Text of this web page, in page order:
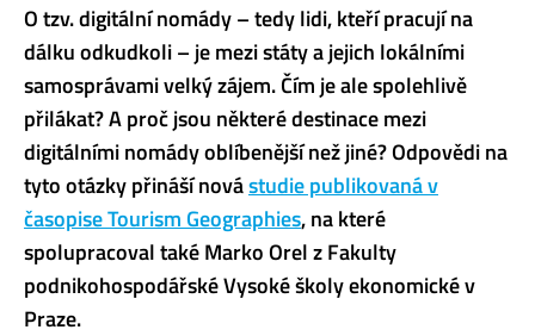
O tzv. digitální nomády – tedy lidi, kteří pracují na
dálku odkudkoli – je mezi státy a jejich lokálními
samosprávami velký zájem. Čím je ale spolehlivě
přilákat? A proč jsou některé destinace mezi
digitálními nomády oblíbenější než jiné? Odpovědi na
tyto otázky přináší novástudie publikovaná v
časopise Tourism Geographies, na které
spolupracoval také Marko Orel z Fakulty
podnikohospodářské Vysoké školy ekonomické v
Praze.